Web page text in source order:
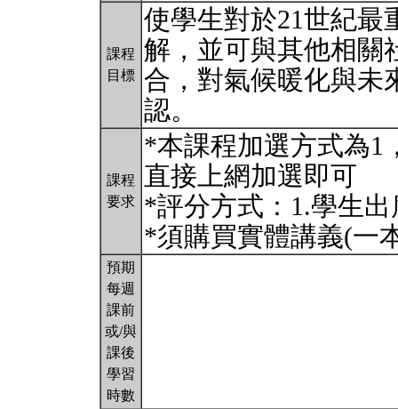
課程
目標
使學生對於21世紀最
解，並可與其他相關
合，對氣候暖化與未
認。
課程
要求
*本課程加選方式為1
直接上網加選即可
*評分方式：1.學生
*須購買實體講義(一
預期
每週
課前
或/與
課後
學習
時數